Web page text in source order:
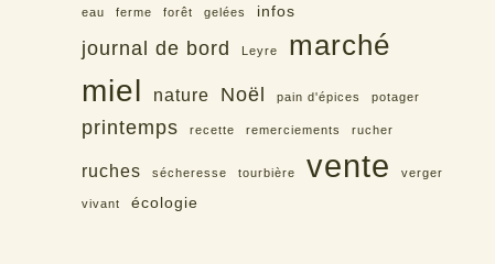
eau
ferme forêt gelées infos
journal de bord Leyre marché
miel nature Noël pain d'épices potager
printemps recette remerciements rucher
ruches sécheresse tourbière vente verger
vivant écologie